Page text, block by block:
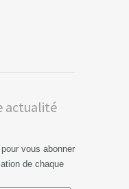
actualité
vous abonner
de chaque